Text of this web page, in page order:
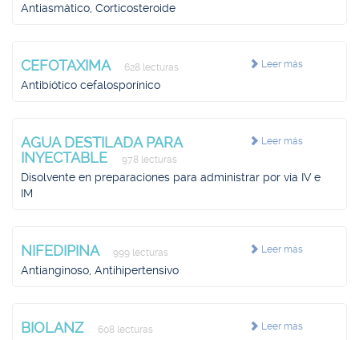
Antiasmático, Corticosteroide
Leer más
CEFOTAXIMA 628 lecturas
Antibiótico cefalosporínico
Leer más
AGUA DESTILADA PARA
INYECTABLE
978 lecturas
Disolvente en preparaciones para administrar por vía IV e
IM
Leer más
NIFEDIPINA 999 lecturas
Antianginoso, Antihipertensivo
Leer más
BIOLANZ 608 lecturas